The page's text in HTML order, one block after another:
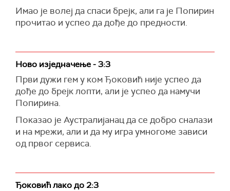
Имао је волеј да спаси брејк, али га је Попирин
прочитао и успео да дође до предности.
Ново изједначење - 3:3
Први дужи гем у ком Ђоковић није успео да
дође до брејк лопти, али је успео да намучи
Попирина.
Показао је Аустралијанац да се добро сналази
и на мрежи, али и да му игра умногоме зависи
од првог сервиса.
Ђоковић лако до 2:3